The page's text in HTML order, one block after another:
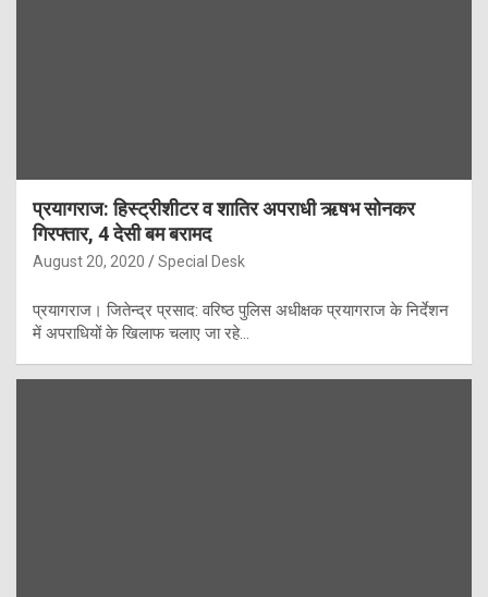
प्रयागराज: हिस्ट्रीशीटर व शातिर अपराधी ऋषभ सोनकर
गिरफ्तार, 4 देसी बम बरामद
August 20, 2020 Special Desk
प्रयागराज। जितेन्द्र प्रसाद: वरिष्ठ पुलिस अधीक्षक प्रयागराज के निर्देशन
में अपराधियों के खिलाफ चलाए जा रहे…